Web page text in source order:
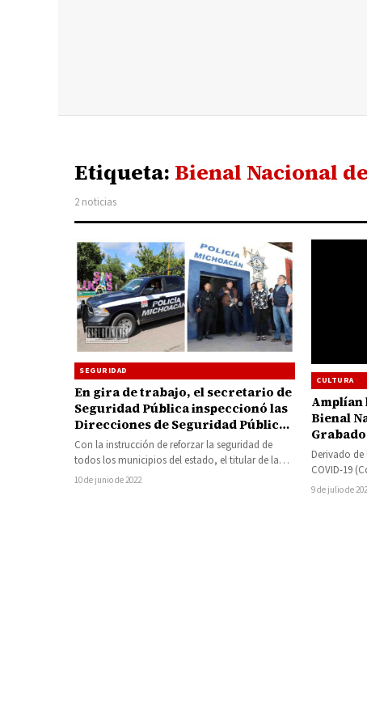
Etiqueta: Bienal Nacional
2 noticias
SEGURIDAD
En gira de trabajo, el secretario de
Seguridad Pública inspeccionó las
Direcciones de Seguridad Pública
de San Lucas, Nocupétaro y
Tacámbaro
Con la instrucción de reforzar la seguridad de
todos los municipios del estado, el titular de la
Secretaría de Seguridad…
10 de junio de 2022
CULTURA
Amplían la convocatoria de la
Bienal
Derivado
COVID-19
inscripción
9 de julio de